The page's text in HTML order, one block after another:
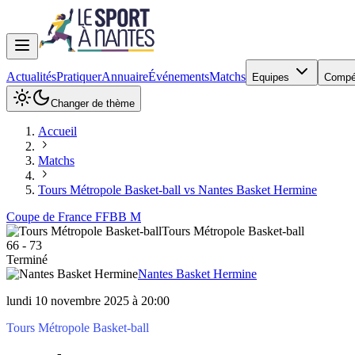
ActualitésPratiquerAnnuaireÉvénementsMatchs Equipes
Changer de thème
Accueil
Matchs
Tours Métropole Basket-ball vs Nantes Basket Hermine
Coupe de France FFBB M
Tours Métropole Basket-ball
66 - 73
Terminé
Nantes Basket Hermine
lundi 10 novembre 2025 à 20:00
Tours Métropole Basket-ball